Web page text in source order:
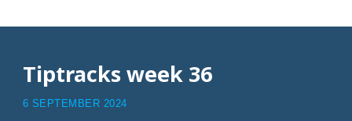
Tiptracks week 36
6 SEPTEMBER 2024